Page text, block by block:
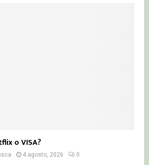
o VISA?
4 agosto, 2026 0